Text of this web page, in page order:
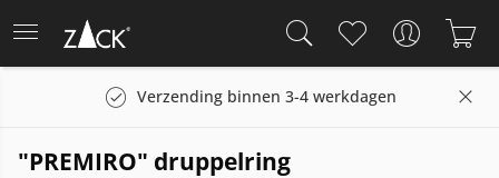
Verzending binnen 3-4 werkdagen
"PREMIRO" druppelring